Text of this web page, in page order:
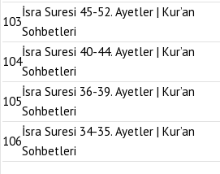
103
İsra Suresi 45-52. Ayetler | Kur’an
Sohbetleri
104
İsra Suresi 40-44. Ayetler | Kur’an
Sohbetleri
105
İsra Suresi 36-39. Ayetler | Kur’an
Sohbetleri
106
İsra Suresi 34-35. Ayetler | Kur’an
Sohbetleri